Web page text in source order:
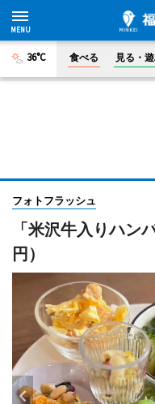
36°C 食べる 見る・
フォトフラッシュ
「米沢牛入りハン
円）